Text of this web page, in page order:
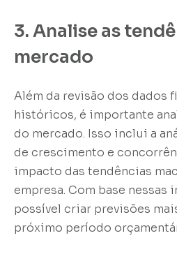
3. Analise as
mercado
Além da revisão dos dados
históricos, é importante
do mercado. Isso inclui a
de crescimento e
impacto das tendências
empresa. Com base nessas
possível criar previsões
próximo período